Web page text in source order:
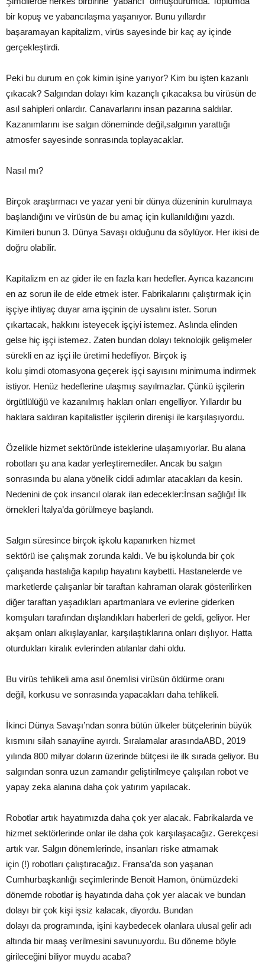
bir kopuş ve yabancılaşma yaşanıyor. Bunu yıllardır
başaramayan kapitalizm, virüs sayesinde bir kaç ay içinde
gerçekleştirdi.
Peki bu durum en çok kimin işine yarıyor? Kim bu işten kazanlı
çıkacak? Salgından dolayı kim kazançlı çıkacaksa bu virüsün de
asıl sahipleri onlardır. Canavarlarını insan pazarına saldılar.
Kazanımlarını ise salgın döneminde değil,salgının yarattığı
atmosfer sayesinde sonrasında toplayacaklar.
Nasıl mı?
Birçok araştırmacı ve yazar yeni bir dünya düzeninin kurulmaya
başlandığını ve virüsün de bu amaç için kullanıldığını yazdı.
Kimileri bunun 3. Dünya Savaşı olduğunu da söylüyor. Her ikisi de
doğru olabilir.
Kapitalizm en az gider ile en fazla karı hedefler. Ayrıca kazancını
en az sorun ile de elde etmek ister. Fabrikalarını çalıştırmak için
işçiye ihtiyaç duyar ama işçinin de uysalını ister. Sorun
çıkartacak, hakkını isteyecek işçiyi istemez. Aslında elinden
gelse hiç işçi istemez. Zaten bundan dolayı teknolojik gelişmeler
sürekli en az işçi ile üretimi hedefliyor. Birçok iş
kolu şimdi otomasyona geçerek işçi sayısını minimuma indirmek
istiyor. Henüz hedeflerine ulaşmış sayılmazlar. Çünkü işçilerin
örgütlülüğü ve kazanılmış hakları onları engelliyor. Yıllardır bu
haklara saldıran kapitalistler işçilerin direnişi ile karşılaşıyordu.
Özelikle hizmet sektöründe isteklerine ulaşamıyorlar. Bu alana
robotları şu ana kadar yerleştiremediler. Ancak bu salgın
sonrasında bu alana yönelik ciddi adımlar atacakları da kesin.
Nedenini de çok insancıl olarak ilan edecekler:İnsan sağlığı! İlk
örnekleri İtalya’da görülmeye başlandı.
Salgın süresince birçok işkolu kapanırken hizmet
sektörü ise çalışmak zorunda kaldı. Ve bu işkolunda bir çok
çalışanda hastalığa kapılıp hayatını kaybetti. Hastanelerde ve
marketlerde çalışanlar bir taraftan kahraman olarak gösterilirken
diğer taraftan yaşadıkları apartmanlara ve evlerine giderken
komşuları tarafından dışlandıkları haberleri de geldi, geliyor. Her
akşam onları alkışlayanlar, karşılaştıklarına onları dışlıyor. Hatta
oturdukları kiralık evlerinden atılanlar dahi oldu.
Bu virüs tehlikeli ama asıl önemlisi virüsün öldürme oranı
değil, korkusu ve sonrasında yapacakları daha tehlikeli.
İkinci Dünya Savaşı’ndan sonra bütün ülkeler bütçelerinin büyük
kısmını silah sanayiine ayırdı. Sıralamalar arasındaABD, 2019
yılında 800 milyar doların üzerinde bütçesi ile ilk sırada geliyor. Bu
salgından sonra uzun zamandır geliştirilmeye çalışılan robot ve
yapay zeka alanına daha çok yatırım yapılacak.
Robotlar artık hayatımızda daha çok yer alacak. Fabrikalarda ve
hizmet sektörlerinde onlar ile daha çok karşılaşacağız. Gerekçesi
artık var. Salgın dönemlerinde, insanları riske atmamak
için (!) robotları çalıştıracağız. Fransa’da son yaşanan
Cumhurbaşkanlığı seçimlerinde Benoit Hamon, önümüzdeki
dönemde robotlar iş hayatında daha çok yer alacak ve bundan
dolayı bir çok kişi işsiz kalacak, diyordu. Bundan
dolayı da programında, işini kaybedecek olanlara ulusal gelir adı
altında bir maaş verilmesini savunuyordu. Bu döneme böyle
girileceğini biliyor muydu acaba?